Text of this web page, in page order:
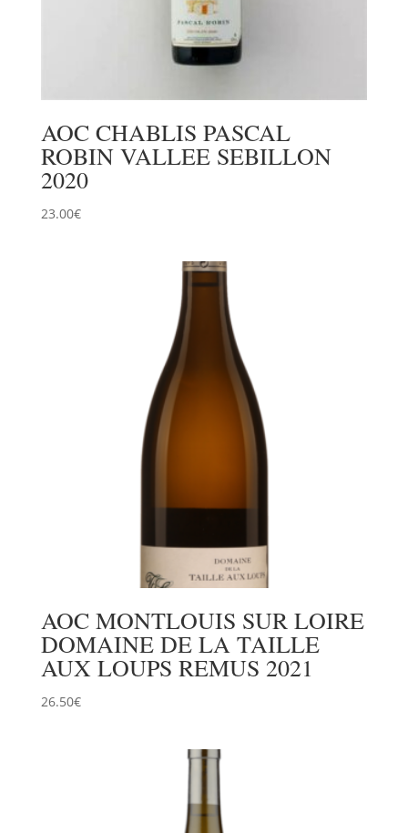
AOC CHABLIS PASCAL
ROBIN VALLEE SEBILLON
2020
23.00€
AOC MONTLOUIS SUR LOIRE
DOMAINE DE LA TAILLE
AUX LOUPS REMUS 2021
26.50€